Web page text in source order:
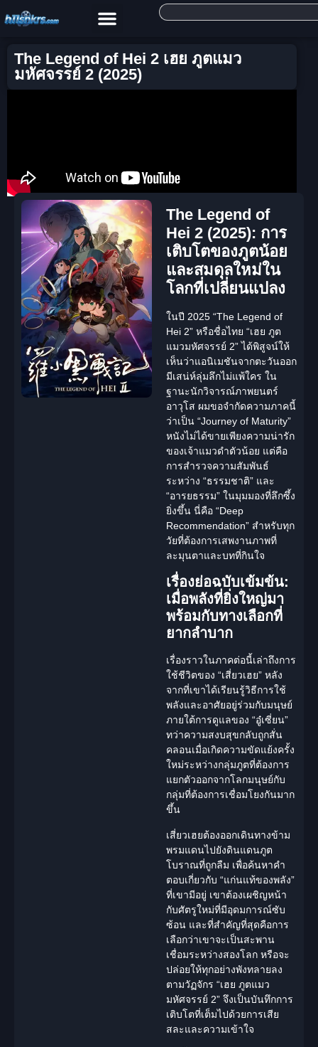
The Legend of Hei 2 เฮย ภูตแมว
มหัศจรรย์ 2 (2025)
The Legend of
Hei 2 (2025): การ
เติบโตของภูตน้อย
และสมดุลใหม่ใน
โลกที่เปลี่ยนแปลง
ในปี 2025 “The Legend of
Hei 2” หรือชื่อไทย “เฮย ภูต
แมวมหัศจรรย์ 2”ได้พิสูจน์ให้
เห็นว่าแอนิเมชันจากตะวันออก
มีเสน่ห์ลุ่มลึกไม่แพ้ใคร ใน
ฐานะนักวิจารณ์ภาพยนตร์
อาวุโส ผมขอจำกัดความภาคนี้
ว่าเป็น “Journey of Maturity”
หนังไม่ได้ขายเพียงความน่ารัก
ของเจ้าแมวดำตัวน้อย แต่คือ
การสำรวจความสัมพันธ์
ระหว่าง “ธรรมชาติ” และ
“อารยธรรม” ในมุมมองที่ลึกซึ้ง
ยิ่งขึ้น นี่คือ “Deep
Recommendation” สำหรับทุก
วัยที่ต้องการเสพงานภาพที่
ละมุนตาและบทที่กินใจ
เรื่องย่อฉบับเข้มข้น:
เมื่อพลังที่ยิ่งใหญ่มา
พร้อมกับทางเลือกที่
ยากลำบาก
เรื่องราวในภาคต่อนี้เล่าถึงการ
ใช้ชีวิตของ “เสี่ยวเฮย” หลัง
จากที่เขาได้เรียนรู้วิธีการใช้
พลังและอาศัยอยู่ร่วมกับมนุษย์
ภายใต้การดูแลของ “อู๋เซี่ยน”
ทว่าความสงบสุขกลับถูกสั่น
คลอนเมื่อเกิดความขัดแย้งครั้ง
ใหม่ระหว่างกลุ่มภูตที่ต้องการ
แยกตัวออกจากโลกมนุษย์กับ
กลุ่มที่ต้องการเชื่อมโยงกันมาก
ขึ้น
เสี่ยวเฮยต้องออกเดินทางข้าม
พรมแดนไปยังดินแดนภูต
โบราณที่ถูกลืม เพื่อค้นหาคำ
ตอบเกี่ยวกับ “แก่นแท้ของพลัง”
ที่เขามีอยู่ เขาต้องเผชิญหน้า
กับศัตรูใหม่ที่มีอุดมการณ์ซับ
ซ้อน และที่สำคัญที่สุดคือการ
เลือกว่าเขาจะเป็นสะพาน
เชื่อมระหว่างสองโลก หรือจะ
ปล่อยให้ทุกอย่างพังทลายลง
ตามวัฏจักร “เฮย ภูตแมว
มหัศจรรย์ 2” จึงเป็นบันทึกการ
เติบโตที่เต็มไปด้วยการเสีย
สละและความเข้าใจ